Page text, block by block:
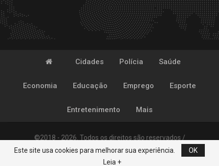
Cidades Polícia Saúde
Economia Educação Emprego Esporte
Entretenimento Mais
©2018 - 2026. Todos os direitos são reservados /
Desenvolvido porPOP
Este site usa cookies para melhorar sua experiência.
OK
Leia +